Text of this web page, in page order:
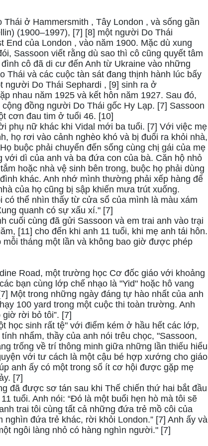
ở Hammersmith , Tây London , và sống gần
(1900–1997), [7] [8] một người Do Thái
của London , vào năm 1900. Mặc dù xung
Sassoon viết rằng dù sao thì cô cũng quyết tâm
cô đã di cư đến Anh từ Ukraine vào những
Thái và các cuộc tàn sát đang thịnh hành lúc bấy
người Do Thái Sephardi , [9] sinh ra ở
nhau năm 1925 và kết hôn năm 1927. Sau đó,
đồng người Do Thái gốc Hy Lạp. [7] Sassoon
cơn đau tim ở tuổi 46. [10]
phụ nữ khác khi Vidal mới ba tuổi. [7] Với việc mẹ
họ rơi vào cảnh nghèo khó và bị đuổi ra khỏi nhà,
buộc phải chuyển đến sống cùng chị gái của mẹ
dì của anh và ba đứa con của bà. Căn hộ nhỏ
hoặc nhà vệ sinh bên trong, buộc họ phải dùng
khác. Anh nhớ mình thường phải xếp hàng để
của họ cũng bị sập khiến mưa trút xuống.
có thể nhìn thấy từ cửa sổ của mình là màu xám
quanh có sự xấu xí." [7]
cuối cùng đã gửi Sassoon và em trai anh vào trại
[11] cho đến khi anh 11 tuổi, khi mẹ anh tái hôn.
tháng một lần và không bao giờ được phép
Road, một trường học Cơ đốc giáo với khoảng
bạn cùng lớp chế nhạo là "Yid" hoặc hô vang
Một trong những ngày đáng tự hào nhất của anh
100 yard trong một cuộc thi toàn trường. Anh
rời bỏ tôi”. [7]
học sinh rất tệ" với điểm kém ở hầu hết các lớp,
nhẩm, thầy của anh nói trêu chọc, "Sassoon,
trống về trí thông minh giữa những lần thiếu hiểu
với tư cách là một cậu bé hợp xướng cho giáo
anh ấy có một trong số ít cơ hội được gặp mẹ
[7]
đã được sơ tán sau khi Thế chiến thứ hai bắt đầu
tuổi. Anh nói: “Đó là một buổi hẹn hò mà tôi sẽ
trai tôi cùng tất cả những đứa trẻ mồ côi của
đứa trẻ khác, rời khỏi London.” [7] Anh ấy và
ngôi làng nhỏ có hàng nghìn người." [7]